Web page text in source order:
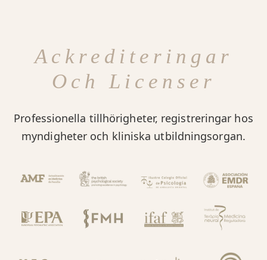
Ackrediteringar
Och Licenser
Professionella tillhörigheter, registreringar hos
myndigheter och kliniska utbildningsorgan.